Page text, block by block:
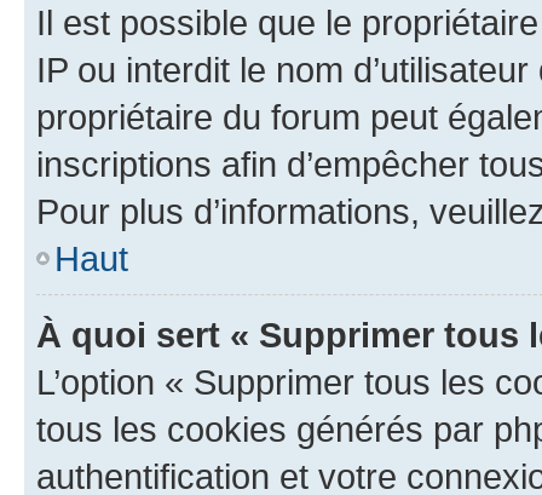
Il est possible que le
IP ou interdit le nom
propriétaire du forum peut
inscriptions afin d’empêcher
Pour plus d’informations,
Haut
À quoi sert « Supprimer tous
L’option « Supprimer tous les
tous les cookies générés par
authentification et votre